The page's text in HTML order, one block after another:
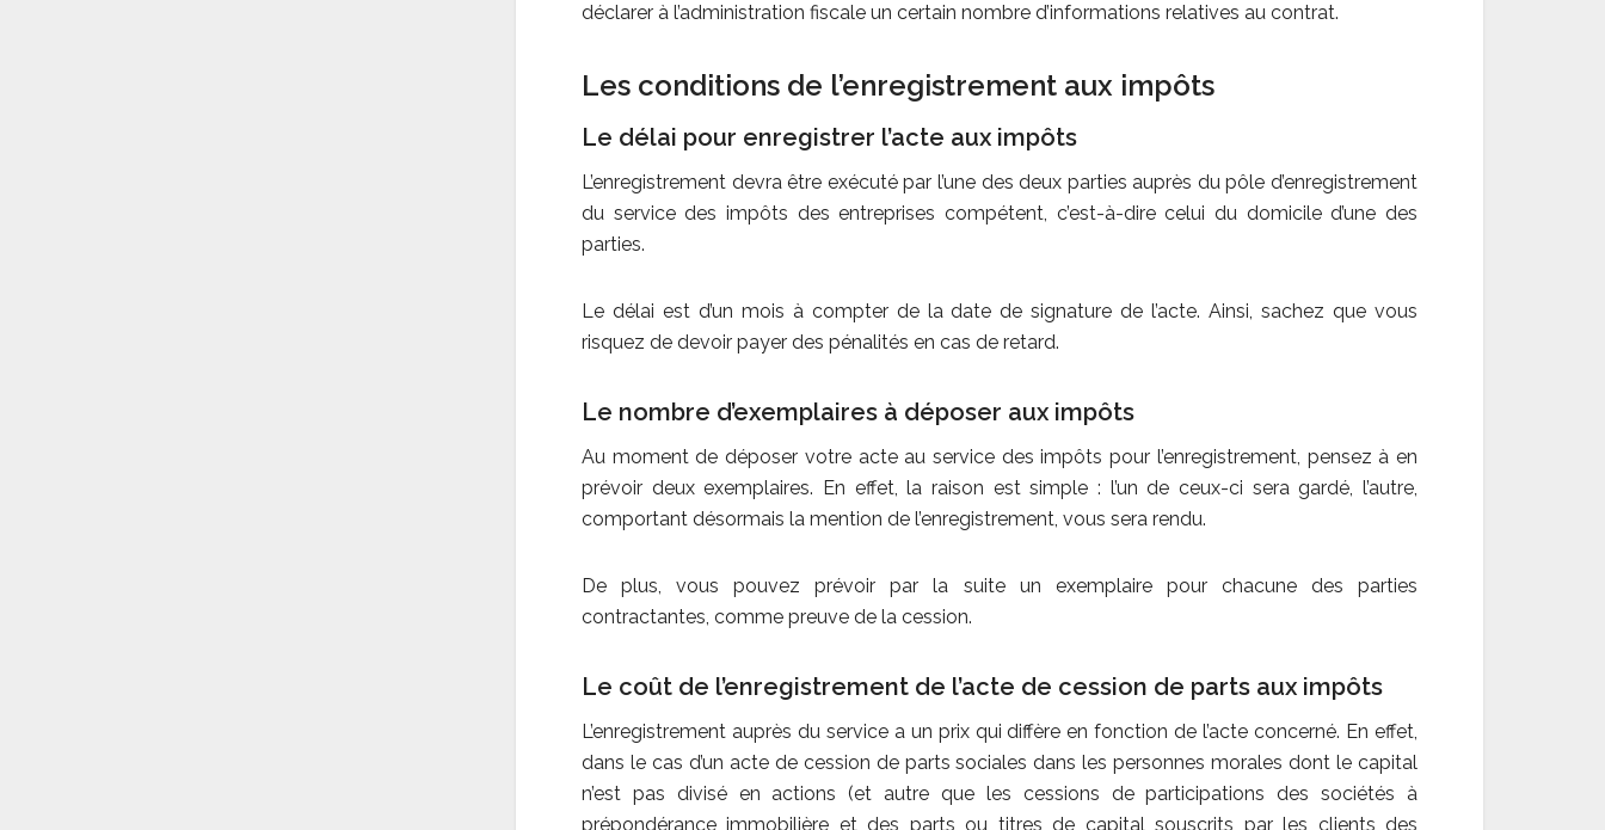
déclarer à l’administration fiscale un certain nombre d’informations relatives au contrat.
Les conditions de l’enregistrement aux impôts
Le délai pour enregistrer l’acte aux impôts
L’enregistrement devra être exécuté par l’une des deux parties auprès du pôle d’enregistrement
du service des impôts des entreprises compétent, c’est-à-dire celui du domicile d’une des
parties.
Le délai est d’un mois à compter de la date de signature de l’acte. Ainsi, sachez que vous
risquez de devoir payer des pénalités en cas de retard.
Le nombre d’exemplaires à déposer aux impôts
Au moment de déposer votre acte au service des impôts pour l’enregistrement, pensez à en
prévoir deux exemplaires. En effet, la raison est simple : l’un de ceux-ci sera gardé, l’autre,
comportant désormais la mention de l’enregistrement, vous sera rendu.
De plus, vous pouvez prévoir par la suite un exemplaire pour chacune des parties
contractantes, comme preuve de la cession.
Le coût de l’enregistrement de l’acte de cession de parts aux impôts
L’enregistrement auprès du service a un prix qui diffère en fonction de l’acte concerné. En effet,
dans le cas d’un acte de cession de parts sociales dans les personnes morales dont le capital
n’est pas divisé en actions (et autre que les cessions de participations des sociétés à
prépondérance immobilière et des parts ou titres de capital souscrits par les clients des